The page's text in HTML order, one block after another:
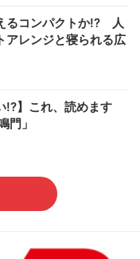
るコンパクトか!? 人
アレンジと寝られる広
!?】これ、読めます
門」